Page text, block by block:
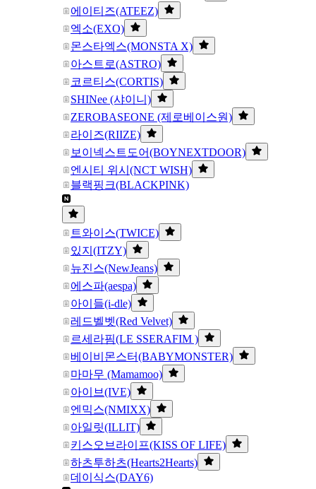
에이티즈(ATEEZ)
엑소(EXO)
몬스타엑스(MONSTA X)
아스트로(ASTRO)
코르티스(CORTIS)
SHINee (샤이니)
ZEROBASEONE (제로베이스원)
라이즈(RIIZE)
보이넥스트도어(BOYNEXTDOOR)
엔시티 위시(NCT WISH)
블랙핑크(BLACKPINK)
트와이스(TWICE)
있지(ITZY)
뉴진스(NewJeans)
에스파(aespa)
아이들(i-dle)
레드벨벳(Red Velvet)
르세라핌(LE SSERAFIM )
베이비몬스터(BABYMONSTER)
마마무 (Mamamoo)
아이브(IVE)
엔믹스(NMIXX)
아일릿(ILLIT)
키스오브라이프(KISS OF LIFE)
하츠투하츠(Hearts2Hearts)
데이식스(DAY6)